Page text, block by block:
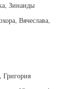
Зинаиды
Вячеслава,